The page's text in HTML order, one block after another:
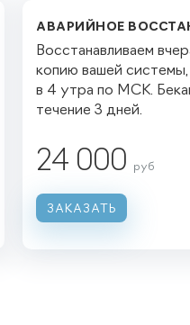
АВАРИЙНОЕ
Восстанавливаем
копию вашей
в 4 утра по МСК.
течение 3 дней.
24 000 руб
ЗАКАЗАТЬ